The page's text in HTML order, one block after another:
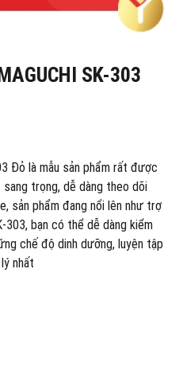
SK-303
Đỏ là mẫu sản phẩm rất được
sang trọng, dễ dàng theo dõi
sản phẩm đang nổi lên như trợ
303, bạn có thể dễ dàng kiểm
chế độ dinh dưỡng, luyện tập
nhất